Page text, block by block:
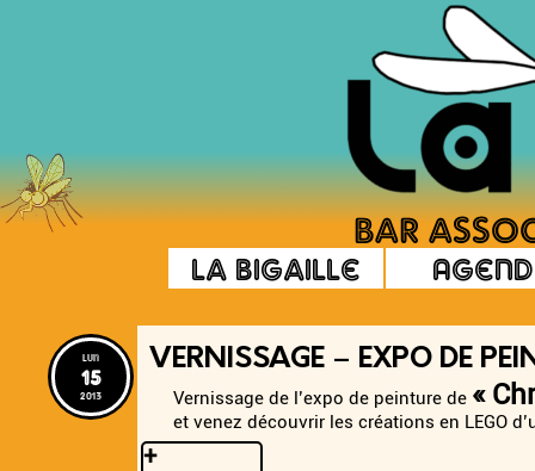
La Bigaille
lun
15
2013
VERNISSAGE – EXPO DE
Vernissage de l’expo de peinture de «
et venez découvrir les créations en LEGO
+